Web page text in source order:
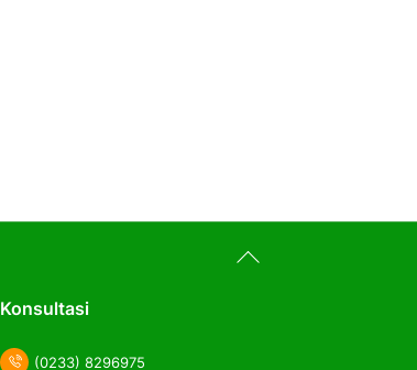
Back
To
Konsultasi
(0233) 8296975